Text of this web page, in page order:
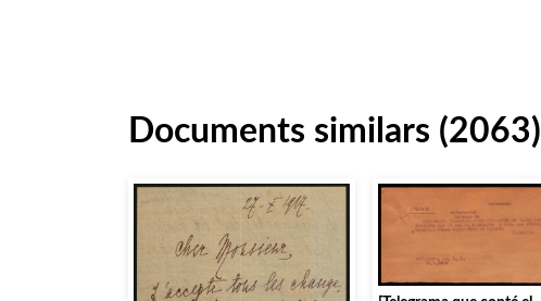
Documents similars (2063)